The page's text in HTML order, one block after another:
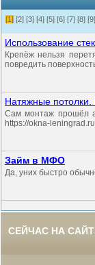
[1] [2] [3] [4] [5] [6] [7] [8] [9]
Использование
Крепёж нельзя
повредить
Натяжные потолки.
Сам монтаж прошёл
https://okna-
Займ в МФО
Да, уних быстро
СЕЙЧАС НА